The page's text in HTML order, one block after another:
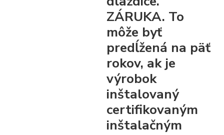
ZÁRUKA. To
môže byť
predĺžená na päť
rokov, ak je
výrobok
inštalovaný
certifikovaným
inštalačným